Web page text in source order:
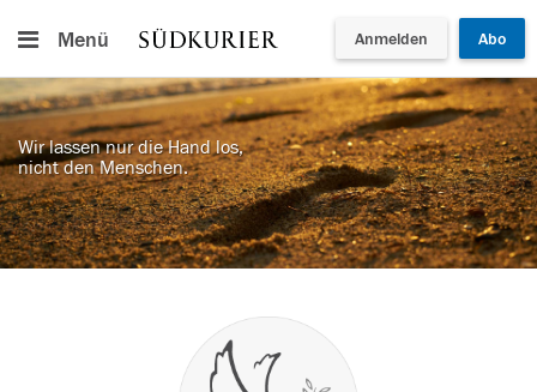
Menü Anmelden Abo
Wir lassen nur die Hand los,
nicht den Menschen.